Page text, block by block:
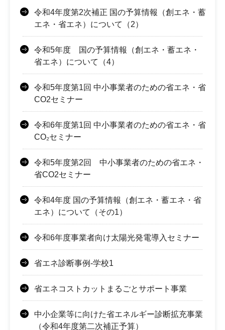
令和4年度第2次補正 国の予算情報（創エネ・蓄
エネ・省エネ）について（2）
令和5年度 国の予算情報（創エネ・蓄エネ・
省エネ）について（4）
令和5年度第1回 中小事業者のための省エネ・省
CO2セミナー
令和6年度第1回 中小事業者のための省エネ・省
CO₂セミナー
令和5年度第2回 中小事業者のための省エネ・
省CO2セミナー
令和4年度 国の予算情報（創エネ・蓄エネ・省
エネ）について（その1）
令和6年度事業者向け太陽光発電導入セミナー
省エネ診断事例-学校1
省エネコストカットまるごとサポート事業
中小企業等に向けた省エネルギー診断拡充事業
（令和4年度第二次補正予算）